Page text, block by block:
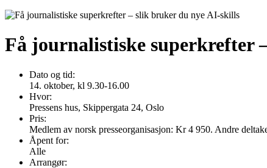
Få journalistiske superkrefter
Dato og tid:
14. oktober, kl 9.30-16.00
Hvor:
Pressens hus, Skippergata 24, Oslo
Pris:
Medlem av norsk presseorganisasjon: Kr 4 950. Andre
Åpent for:
Alle
Arrangør: